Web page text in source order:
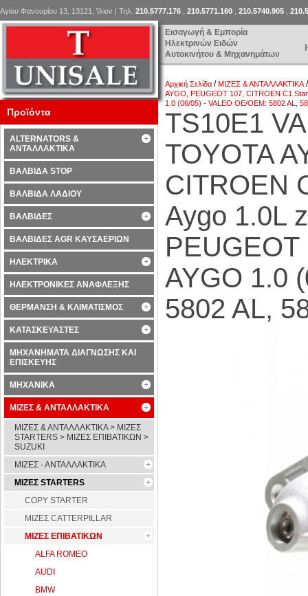
Εισαγωγή & Εμπορία
Ηλεκτρινών Ειδών
Αυτοκινήτου & Μηχανημάτων
Αγίου Φανουρίου 13, 13121, Ίλιον | Τηλ. 210.5777.176 210.5771.160 210.5740.905
Αρχική Σελίδα /ΜΙΖΕΣ & ΑΝΤΑΛΛΑΚΤΙΚΑ
AYGO, PEUGEOT 107, CITROEN C1
1.0 (06/05) - VALEO OE/OEM: 5802 AL,
TS10E1
TOYOTA
CITROEN
Aygo 1.0L
PEUGEOT
AYGO 1.0
5802 AL,
Προϊόντα
ALTERNATORS &
ΑΝΤΑΛΛΑΚΤΙΚΑ
ΒΑΛΒΙΔΑ STOP
ΒΑΛΒΙΔΑ ΛΑΔΙΟΥ
ΒΑΛΒΙΔΕΣ
ΒΑΛΒΙΔΕΣ AGR ΚΑΥΣΑΕΡΙΩΝ
ΗΛΕΚΤΡΙΚΑ
ΗΛΕΚΤΡΟΝΙΚΕΣ ΑΝΑΦΛΕΞΗΣ
ΘΕΡΜΑΝΣΗ & ΚΛΙΜΑΤΙΣΜΟΣ
ΚΑΤΑΣΚΕΥΑΣΤΕΣ
ΜΗΧΑΝΗΜΑΤΑ ΔΙΑΓΝΩΣΗΣ ΚΑΙ
ΕΠΙΣΚΕΥΗΣ
ΜΗΧΑΝΙΚΑ
ΜΙΖΕΣ & ΑΝΤΑΛΛΑΚΤΙΚΑ
ΜΙΖΕΣ & ΑΝΤΑΛΛΑΚΤΙΚΑ > ΜΙΖΕΣ
STARTERS > ΜΙΖΕΣ ΕΠΙΒΑΤΙΚΩΝ >
SUZUKI
ΜΙΖΕΣ - ΑΝΤΑΛΛΑΚΤΙΚΑ
ΜΙΖΕΣ STARTERS
COPY STARTER
ΜΙΖΕΣ CATTERPILLAR
ΜΙΖΕΣ ΕΠΙΒΑΤΙΚΩΝ
ALFA ROMEO
AUDI
BMW